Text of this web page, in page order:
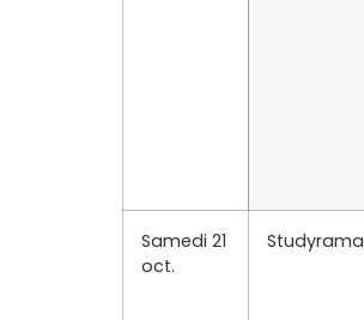
Samedi 21
oct.
Studyrama